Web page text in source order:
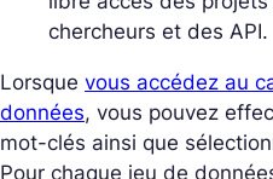
chercheurs et des API.
Lorsque vous accédez au
données, vous pouvez
mot-clés ainsi que
Pour chaque jeu de